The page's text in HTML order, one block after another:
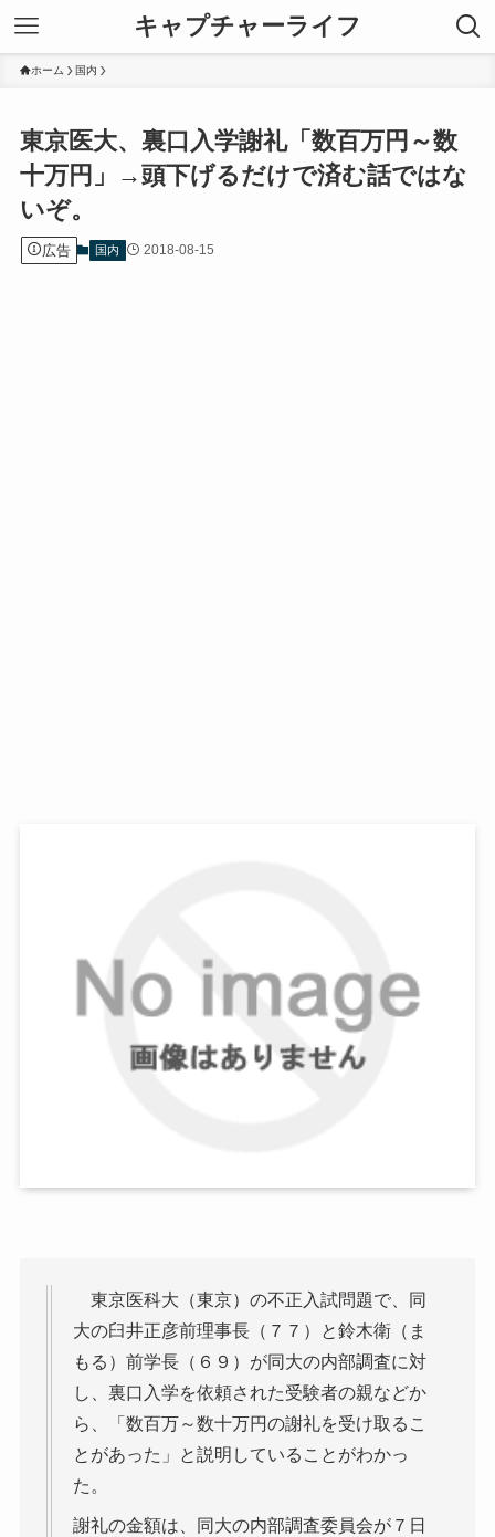
キャプチャーライフ
ホーム 国内
東京医大、裏口入学謝礼「数百万円～数
十万円」→頭下げるだけで済む話ではな
いぞ。
広告 国内 2018-08-15
東京医科大（東京）の不正入試問題で、同
大の臼井正彦前理事長（７７）と鈴木衛（ま
もる）前学長（６９）が同大の内部調査に対
し、裏口入学を依頼された受験者の親などか
ら、「数百万～数十万円の謝礼を受け取るこ
とがあった」と説明していることがわかっ
た。
謝礼の金額は、同大の内部調査委員会が７日